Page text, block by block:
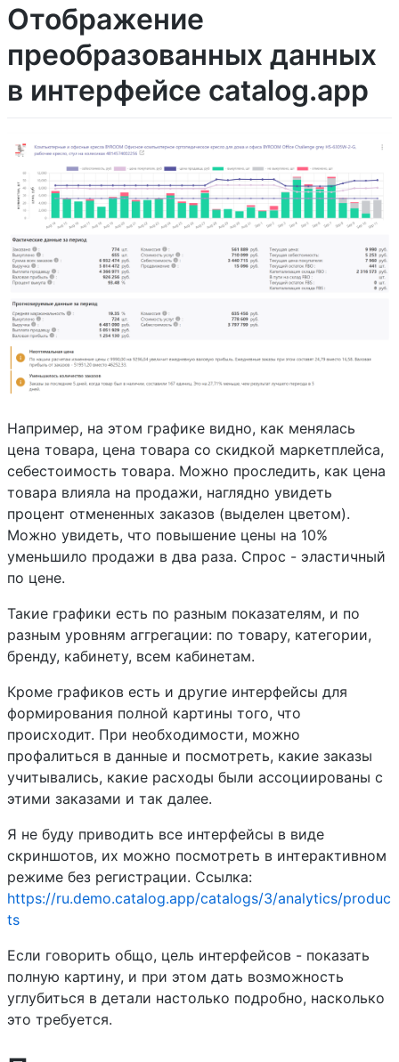
Отображение
преобразованных данных
в интерфейсе catalog.app
Например, на этом графике видно, как менялась
цена товара, цена товара со скидкой маркетплейса,
себестоимость товара. Можно проследить, как цена
товара влияла на продажи, наглядно увидеть
процент отмененных заказов (выделен цветом).
Можно увидеть, что повышение цены на 10%
уменьшило продажи в два раза. Спрос - эластичный
по цене.
Такие графики есть по разным показателям, и по
разным уровням аггрегации: по товару, категории,
бренду, кабинету, всем кабинетам.
Кроме графиков есть и другие интерфейсы для
формирования полной картины того, что
происходит. При необходимости, можно
профалиться в данные и посмотреть, какие заказы
учитывались, какие расходы были ассоциированы с
этими заказами и так далее.
Я не буду приводить все интерфейсы в виде
скриншотов, их можно посмотреть в интерактивном
режиме без регистрации. Ссылка:
https://ru.demo.catalog.app/catalogs/3/analytics/produc
ts
Если говорить общо, цель интерфейсов - показать
полную картину, и при этом дать возможность
углубиться в детали настолько подробно, насколько
это требуется.